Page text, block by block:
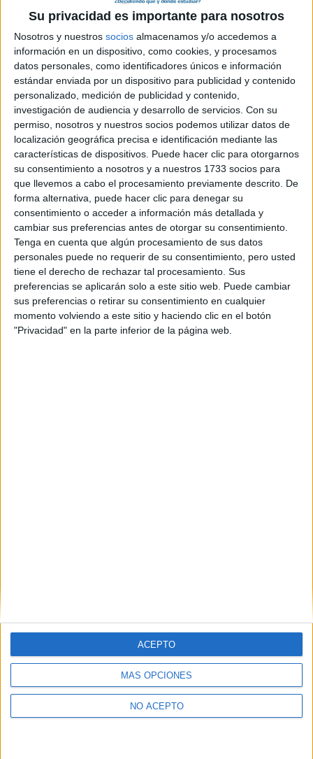
Su privacidad es importante para nosotros
Nosotros y nuestros socios almacenamos y/o accedemos a
información en un dispositivo, como cookies, y procesamos
datos personales, como identificadores únicos e información
estándar enviada por un dispositivo para publicidad y contenido
personalizado, medición de publicidad y contenido,
investigación de audiencia y desarrollo de servicios. Con su
permiso, nosotros y nuestros socios podemos utilizar datos de
localización geográfica precisa e identificación mediante las
características de dispositivos. Puede hacer clic para otorgarnos
su consentimiento a nosotros y a nuestros 1733 socios para
que llevemos a cabo el procesamiento previamente descrito. De
forma alternativa, puede hacer clic para denegar su
consentimiento o acceder a información más detallada y
cambiar sus preferencias antes de otorgar su consentimiento.
Tenga en cuenta que algún procesamiento de sus datos
personales puede no requerir de su consentimiento, pero usted
tiene el derecho de rechazar tal procesamiento. Sus
preferencias se aplicarán solo a este sitio web. Puede cambiar
sus preferencias o retirar su consentimiento en cualquier
momento volviendo a este sitio y haciendo clic en el botón
"Privacidad" en la parte inferior de la página web.
MÁS OPCIONES
NO ACEPTO
ACEPTO
A 1 usuarios les interesa estudiar aquíVer todos
Mapa
+
Salamanca
Ver todos los contactos
Principales cifras
Ver todas las cifras